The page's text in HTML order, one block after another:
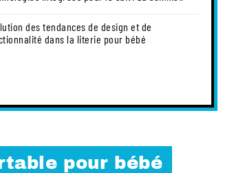
des tendances de design et de
dans la literie pour bébé
pour bébé